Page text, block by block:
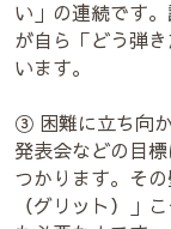
い」の連続です
が自ら「どう弾
います。
③ 困難に立ち向
発表会などの目
つかります。そ
（グリット）」